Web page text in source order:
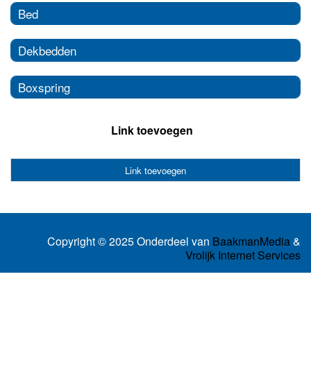
Bed
Dekbedden
Boxspring
Link toevoegen
Link toevoegen
Copyright © 2025 Onderdeel van BaakmanMedia&
Vrolijk Internet Services